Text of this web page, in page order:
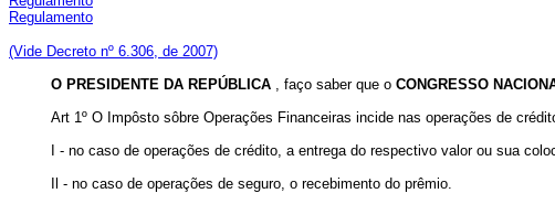
Regulamento
(Vide Decreto nº 6.306, de 2007)
O PRESIDENTE DA REPÚBLICA , faço saber que o CONGRESSO
Art 1º O Impôsto sôbre Operações Financeiras incide nas operações de
I - no caso de operações de crédito, a entrega do respectivo valor ou sua
Il - no caso de operações de seguro, o recebimento do prêmio.